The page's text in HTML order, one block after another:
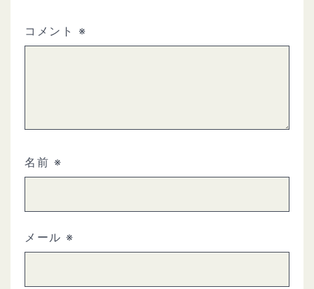
コメント ※
名前 ※
メール ※